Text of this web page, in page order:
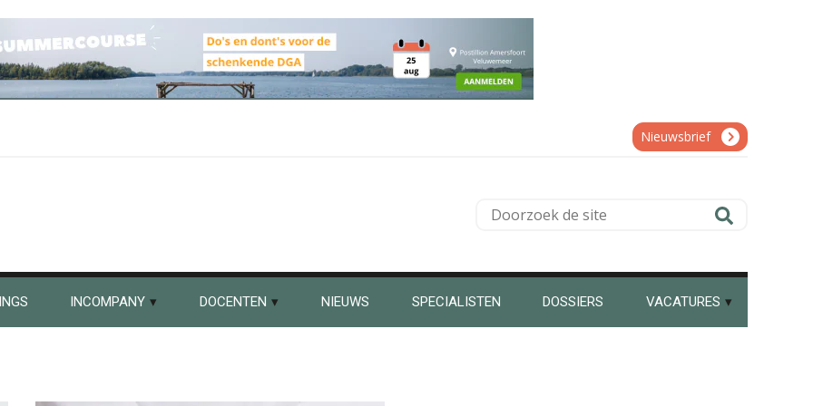
Nieuwsbrief
Doorzoek
INCOMPANY DOCENTEN NIEUWS SPECIALISTEN DOSSIERS VACATURES
Martijn Bedaux